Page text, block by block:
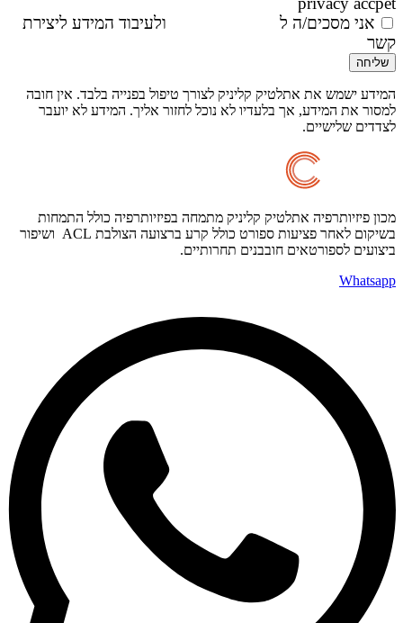
אני מסכים/ה ל
ולעיבוד המידע ליצירת
קשר
שליחה
המידע ישמש את אתלטיק קליניק לצורך טיפול בפנייה בלבד. אין חובה
למסור את המידע, אך בלעדיו לא נוכל לחזור אליך. המידע לא יועבר
לצדדים שלישיים.
מכון פיזיותרפיה אתלטיק קליניק מתמחה בפיזיותרפיה כולל התמחות
בשיקום לאחר פציעות ספורט כולל קרע ברצועה הצולבת ACL ושיפור
ביצועים לספורטאים חובבנים תחרותיים.
Whatsapp